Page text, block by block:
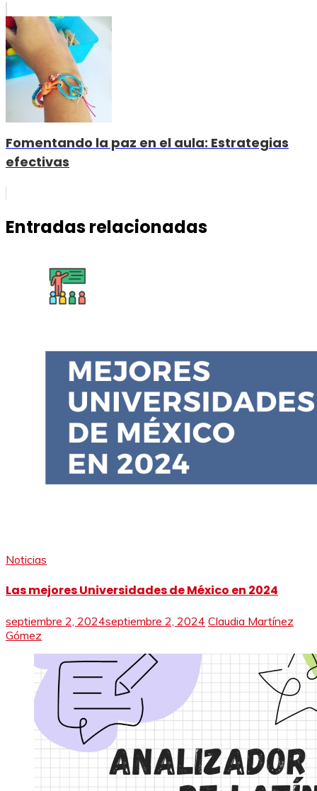
Fomentando la paz en el aula: Estrategias
efectivas
Entradas relacionadas
Noticias
Las mejores Universidades de México en 2024
septiembre 2, 2024septiembre 2, 2024 Claudia Martínez
Gómez